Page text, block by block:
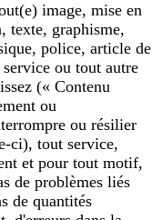
image, mise en
texte, graphisme,
police, article de
ou tout autre
(« Contenu
ou
ou résilier
ci), tout service,
et pour tout motif,
de problèmes liés
de quantités